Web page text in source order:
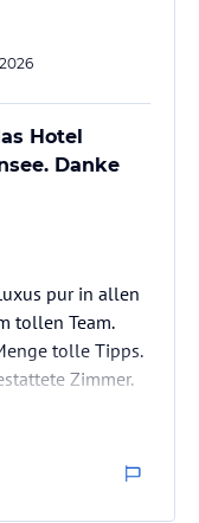
Hotel
Danke
pur in allen
tollen Team.
tolle Tipps.
Zimmer.
auch der
Hochwertige
Urlaub.